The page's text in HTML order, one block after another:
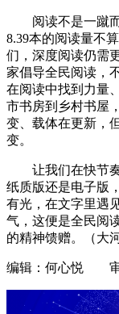
阅读不是一蹴
8.39本的阅读量不
们，深度阅读仍需
家倡导全民阅读，
在阅读中找到力量
市书房到乡村书屋
变、载体在更新，
变。
让我们在快节
纸质版还是电子版
有光，在文字里遇
气，这便是全民阅
的精神馈赠。（大
编辑：何心悦 审